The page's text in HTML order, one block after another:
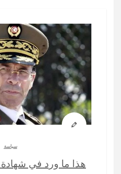
سياسة
هذا ما ورد في